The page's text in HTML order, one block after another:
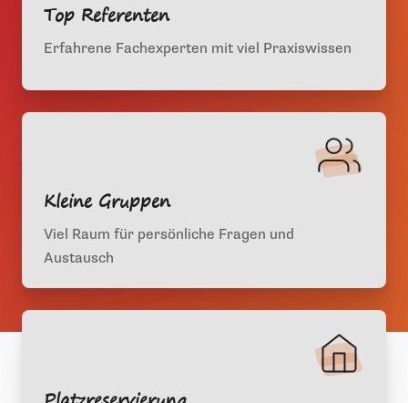
Top Referenten
Erfahrene Fachexperten mit viel Praxiswissen
Kleine Gruppen
Viel Raum für persönliche Fragen und
Austausch